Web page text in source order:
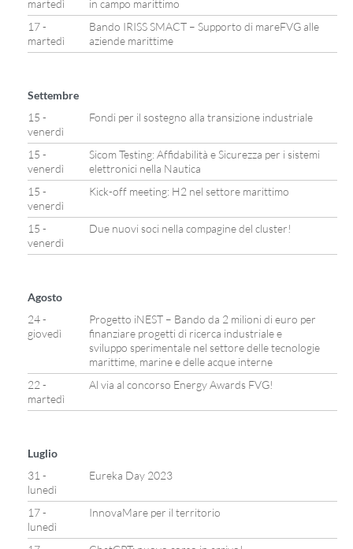
martedì
in campo marittimo
17 -
martedì
Bando IRISS SMACT – Supporto di mareFVG alle
aziende marittime
Settembre
15 -
venerdì
Fondi per il sostegno alla transizione industriale
15 -
venerdì
Sicom Testing: Affidabilità e Sicurezza per i sistemi
elettronici nella Nautica
15 -
venerdì
Kick-off meeting: H2 nel settore marittimo
15 -
venerdì
Due nuovi soci nella compagine del cluster!
Agosto
24 -
giovedì
Progetto iNEST – Bando da 2 milioni di euro per
finanziare progetti di ricerca industriale e
sviluppo sperimentale nel settore delle tecnologie
marittime, marine e delle acque interne
22 -
martedì
Al via al concorso Energy Awards FVG!
Luglio
31 -
lunedì
Eureka Day 2023
17 -
lunedì
InnovaMare per il territorio